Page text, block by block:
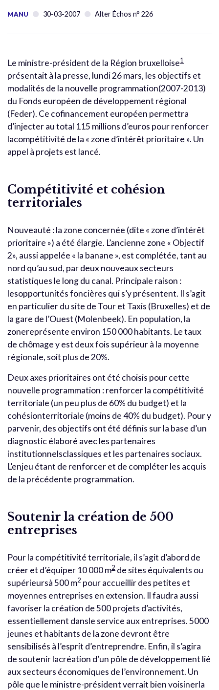
MANU 30-03-2007 Alter Échos n° 226
Le ministre-président de la Région bruxelloise1
présentait à la presse, lundi 26 mars, les objectifs et
modalités de la nouvelle programmation(2007-2013)
du Fonds européen de développement régional
(Feder). Ce cofinancement européen permettra
d’injecter au total 115 millions d’euros pour renforcer
lacompétitivité de la « zone d’intérêt prioritaire ». Un
appel à projets est lancé.
Compétitivité et cohésion
territoriales
Nouveauté : la zone concernée (dite « zone d’intérêt
prioritaire ») a été élargie. L’ancienne zone « Objectif
2», aussi appelée « la banane », est complétée, tant au
nord qu’au sud, par deux nouveaux secteurs
statistiques le long du canal. Principale raison :
lesopportunités foncières qui s’y présentent. Il s’agit
en particulier du site de Tour et Taxis (Bruxelles) et de
la gare de l’Ouest (Molenbeek). En population, la
zonereprésente environ 150 000 habitants. Le taux
de chômage y est deux fois supérieur à la moyenne
régionale, soit plus de 20%.
Deux axes prioritaires ont été choisis pour cette
nouvelle programmation : renforcer la compétitivité
territoriale (un peu plus de 60% du budget) et la
cohésionterritoriale (moins de 40% du budget). Pour y
parvenir, des objectifs ont été définis sur la base d’un
diagnostic élaboré avec les partenaires
institutionnelsclassiques et les partenaires sociaux.
L’enjeu étant de renforcer et de compléter les acquis
de la précédente programmation.
Soutenir la création de 500
entreprises
Pour la compétitivité territoriale, il s’agit d’abord de
créer et d’équiper 10 000 m2 de sites équivalents ou
supérieursà 500 m2 pour accueillir des petites et
moyennes entreprises en extension. Il faudra aussi
favoriser la création de 500 projets d’activités,
essentiellement dansle service aux entreprises. 5000
jeunes et habitants de la zone devront être
sensibilisés à l’esprit d’entreprendre. Enfin, il s’agira
de soutenir lacréation d’un pôle de développement lié
aux secteurs économiques de l’environnement. Un
pôle que le ministre-président verrait bien voisinerla